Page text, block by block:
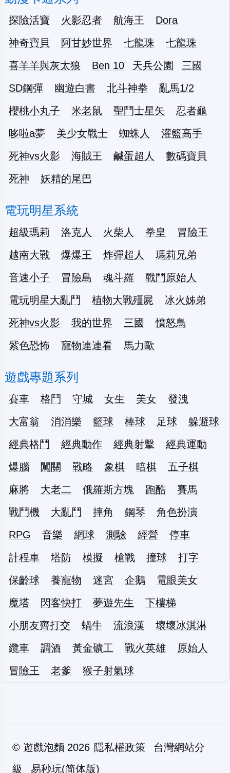
探險活寶 火影忍者 航海王
Dora
神奇寶貝
阿甘妙世界 七龍珠
七龍珠
喜羊羊與灰太狼
Ben 10 天兵公園
三國
SD鋼彈
幽遊白書 北斗神拳
亂馬1/2
櫻桃小丸子
米老鼠 聖鬥士星矢
忍者龜
哆啦a夢
美少女戰士 蜘蛛人
灌籃高手
死神vs火影
海賊王 鹹蛋超人
數碼寶貝
死神
妖精的尾巴
電玩明星系統
超級瑪莉 洛克人 火柴人 拳皇
冒險王
越南大戰
爆爆王 炸彈超人
瑪莉兄弟
音速小子
冒險島 魂斗羅
戰鬥原始人
電玩明星大亂鬥
植物大戰殭屍
冰火姊弟
死神vs火影
我的世界 三國
憤怒鳥
紫色恐怖
寵物連連看 馬力歐
遊戲專題系列
賽車 格鬥 守城 女生 美女
發洩
大富翁
消消樂 籃球 棒球 足球
躲避球
經典格鬥
經典動作 經典射擊
經典運動
爆腦
闖關 戰略 象棋 暗棋
五子棋
麻將
大老二 俄羅斯方塊 跑酷
賽馬
戰鬥機
大亂鬥 摔角 鋼琴
角色扮演
RPG
音樂 網球 測驗 經營
停車
計程車
塔防 模擬 槍戰 撞球
打字
保齡球
養寵物 迷宮 企鵝
電眼美女
魔塔
閃客快打 夢遊先生
下樓梯
小朋友齊打交
蝸牛 流浪漢
壞壞冰淇淋
纜車
調酒 黃金礦工 戰火英雄
原始人
冒險王
老爹 猴子射氣球
© 遊戲泡麵 2026 隱私權政策
台灣網站分
級
易秒玩(简体版)